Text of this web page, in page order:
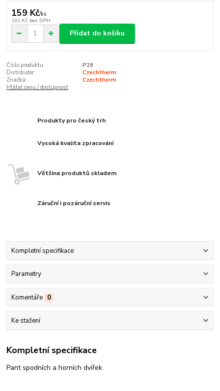
159 Kč/ks
131 Kč bez DPH
Přidat do košíku
Číslo produktu:
P29
Distributor:
Czechtherm
Značka:
Czechtherm
Hlídat cenu / dostupnost
Produkty pro český trh
Vysoká kvalita zpracování
Většina produktů skladem
Záruční i pozáruční servis
Kompletní specifikace
Parametry
Komentáře 0
Ke stažení
Kompletní specifikace
Pant spodních a horních dvířek.